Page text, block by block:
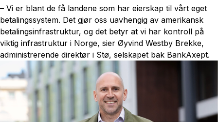
– Vi er blant de få landene som har eierskap til vårt eget
betalingssystem. Det gjør oss uavhengig av amerikansk
betalingsinfrastruktur, og det betyr at vi har kontroll på
viktig infrastruktur i Norge, sier Øyvind Westby Brekke,
administrerende direktør i Stø, selskapet bak BankAxept.